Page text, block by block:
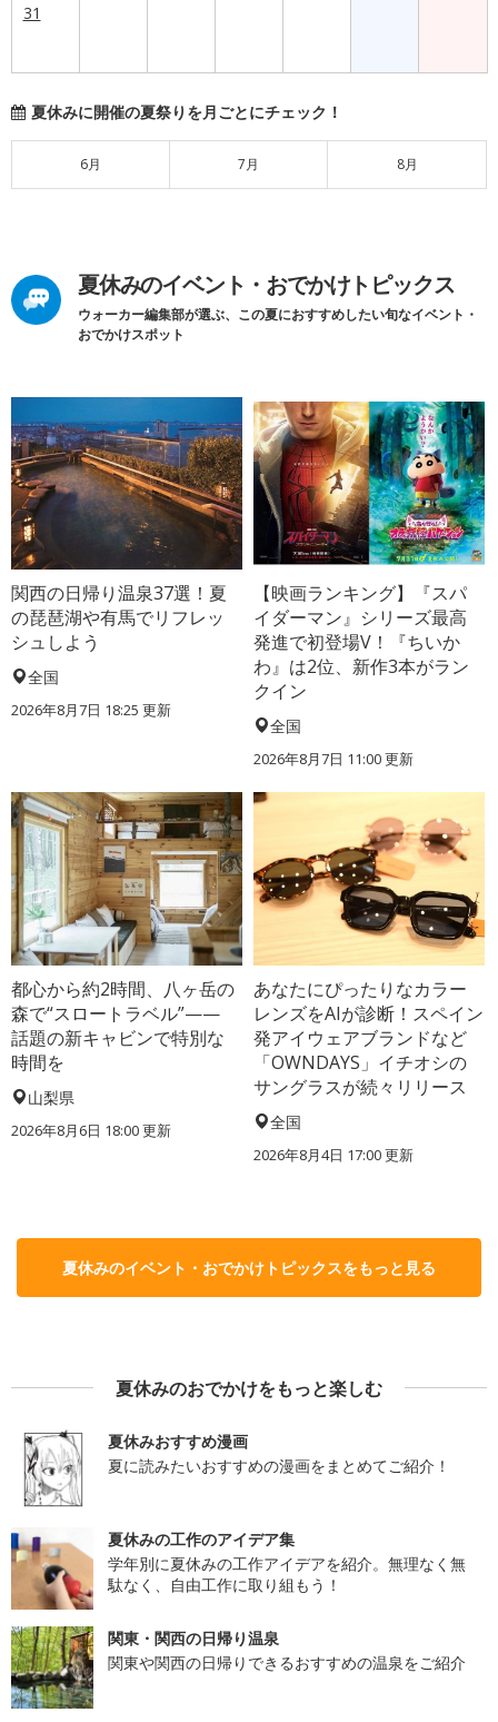
31
夏休みに開催の夏祭りを月ごとにチェック！
6月 7月 8月
夏休みのイベント・おでかけトピックス
ウォーカー編集部が選ぶ、この夏におすすめしたい旬なイベント・
おでかけスポット
関西の日帰り温泉37選！夏
の琵琶湖や有馬でリフレッ
シュしよう
全国
2026年8月7日 18:25 更新
【映画ランキング】『スパ
イダーマン』シリーズ最高
発進で初登場V！『ちいか
わ』は2位、新作3本がラン
クイン
全国
2026年8月7日 11:00更新
都心から約2時間、八ヶ岳の
森で“スロートラベル”——
話題の新キャビンで特別な
時間を
山梨県
2026年8月6日 18:00更新
あなたにぴったりなカラー
レンズをAIが診断！スペイン
発アイウェアブランドなど
「OWNDAYS」イチオシの
サングラスが続々リリース
全国
2026年8月4日 17:00更新
夏休みのイベント・おでかけトピックスをもっと見る
夏休みのおでかけをもっと楽しむ
夏休みおすすめ漫画
夏に読みたいおすすめの漫画をまとめてご紹介！
夏休みの工作のアイデア集
学年別に夏休みの工作アイデアを紹介。無理なく無
駄なく、自由工作に取り組もう！
関東・関西の日帰り温泉
関東や関西の日帰りできるおすすめの温泉をご紹介